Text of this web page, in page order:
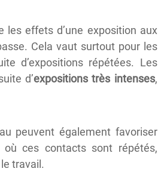
les effets d’une exposition aux
Cela vaut surtout pour les
d’expositions répétées. Les
d’expositions très intenses,
peuvent également favoriser
où ces contacts sont répétés,
travail.